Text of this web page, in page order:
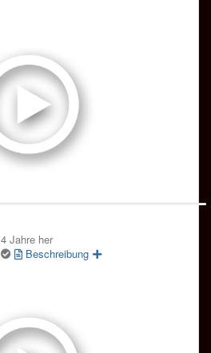
4 Jahre her
Beschreibung